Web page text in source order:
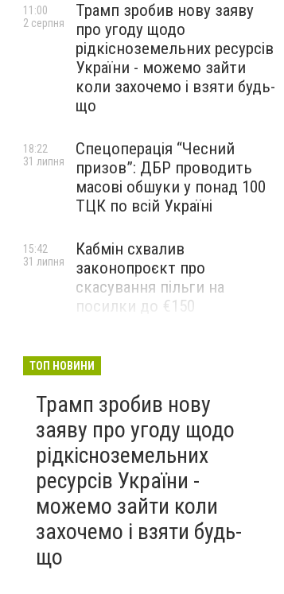
Трамп зробив нову заяву
про угоду щодо
рідкісноземельних ресурсів
України - можемо зайти
коли захочемо і взяти будь-
що
11:00
2 серпня
Спецоперація “Чесний
призов”: ДБР проводить
масові обшуки у понад 100
ТЦК по всій Україні
18:22
31 липня
Кабмін схвалив
законопроєкт про
скасування пільги на
посилки до €150
15:42
31 липня
українців до 2028 року та
військовозобов'язаних
31 липня
ТОП НОВИНИ
Трамп зробив нову
заяву про угоду щодо
рідкісноземельних
ресурсів України -
можемо зайти коли
захочемо і взяти будь-
що